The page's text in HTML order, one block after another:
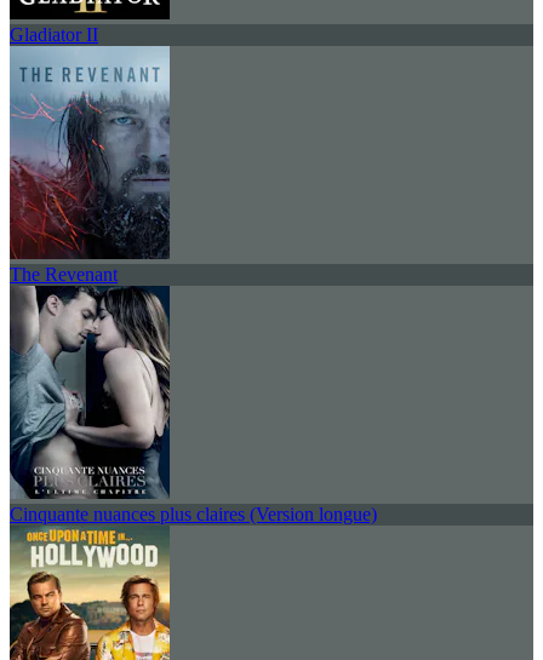
Gladiator II
The Revenant
Cinquante nuances plus claires (Version longue)